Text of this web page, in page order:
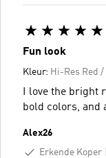
Fun look
Kleur: Hi-Res Red
I love the
bold colors, and
Alex26
Erkende Koper